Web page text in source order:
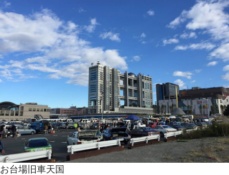
お台場旧車天国